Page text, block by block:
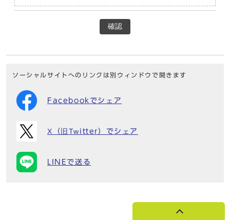
確認
ソーシャルサイトへのリンクは別ウィンドウで開きます
Facebookでシェア
X（旧Twitter）でシェア
LINEで送る